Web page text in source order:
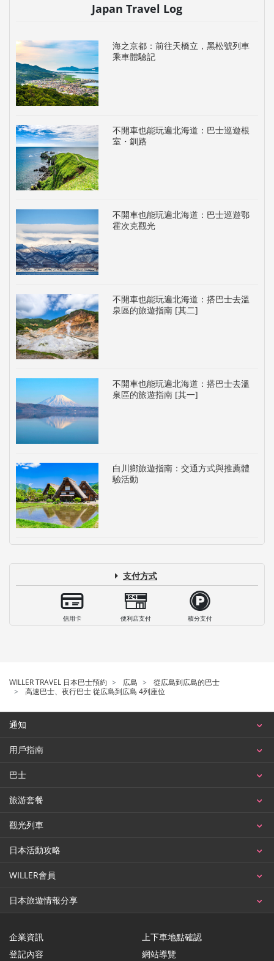
Japan Travel Log
海之京都：前往天橋立，黑松號列車
乘車體驗記
不開車也能玩遍北海道：巴士巡遊根
室・釧路
不開車也能玩遍北海道：巴士巡遊鄂
霍次克觀光
不開車也能玩遍北海道：搭巴士去溫
泉區的旅遊指南 [其二]
不開車也能玩遍北海道：搭巴士去溫
泉區的旅遊指南 [其一]
白川鄉旅遊指南：交通方式與推薦體
驗活動
支付方式
信用卡 便利店支付 積分支付
WILLER TRAVEL 日本巴士預約 広島
從広島到広島的巴士
高速巴士、夜行巴士 從広島到広島 4列座位
通知
用戶指南
巴士
旅游套餐
觀光列車
日本活動攻略
WILLER會員
日本旅遊情報分享
企業資訊
登記內容
上下車地點確認
網站導覽